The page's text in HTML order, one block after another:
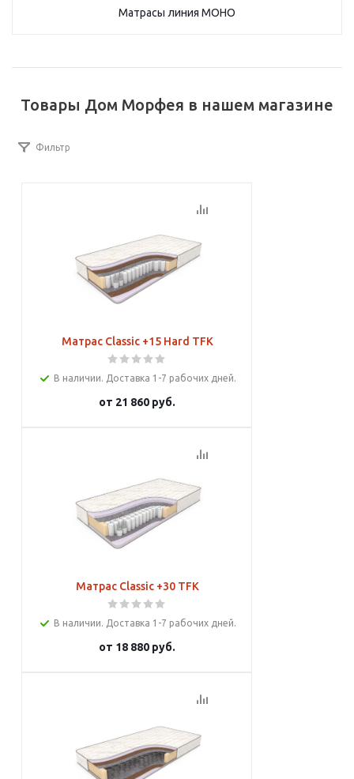
Матрасы линия МОНО
Товары Дом Морфея в нашем магазине
Фильтр
Матрас Classic +15 Hard TFK
В наличии. Доставка 1-7 рабочих дней.
от 21 860 руб.
Матрас Classic +30 TFK
В наличии. Доставка 1-7 рабочих дней.
от 18 880 руб.